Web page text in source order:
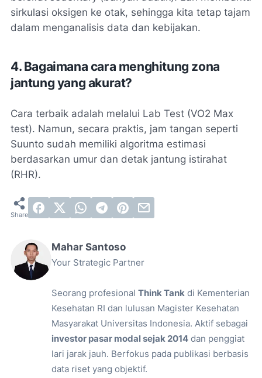
sirkulasi oksigen ke otak, sehingga kita tetap tajam
dalam menganalisis data dan kebijakan.
4. Bagaimana cara menghitung zona
jantung yang akurat?
Cara terbaik adalah melalui Lab Test (VO2 Max
test). Namun, secara praktis, jam tangan seperti
Suunto sudah memiliki algoritma estimasi
berdasarkan umur dan detak jantung istirahat
(RHR).
Mahar Santoso
Your Strategic Partner
Seorang profesional Think Tank di Kementerian
Kesehatan RI dan lulusan Magister Kesehatan
Masyarakat Universitas Indonesia. Aktif sebagai
investor pasar modal sejak 2014 dan penggiat
lari jarak jauh. Berfokus pada publikasi berbasis
data riset yang objektif.